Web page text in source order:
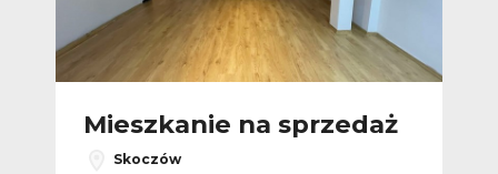
Mieszkanie na sprzedaż
Skoczów